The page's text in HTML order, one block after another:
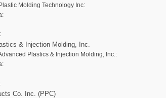
Molding Technology Inc:
& Injection Molding, Inc.
Plastics & Injection Molding, Inc.:
Co. Inc. (PPC)